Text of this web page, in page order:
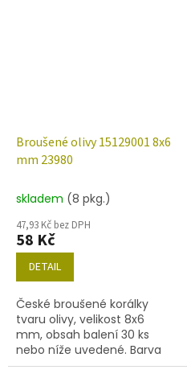
Broušené olivy 15129001 8x6
mm 23980
skladem (8 pkg.)
47,93 Kč bez DPH
58 Kč
DETAIL
České broušené korálky
tvaru olivy, velikost 8x6
mm, obsah balení 30 ks
nebo níže uvedené. Barva
černá